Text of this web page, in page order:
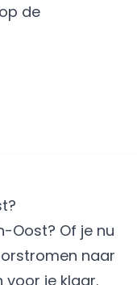
de
Oost? Of je nu
naar
voor je klaar.